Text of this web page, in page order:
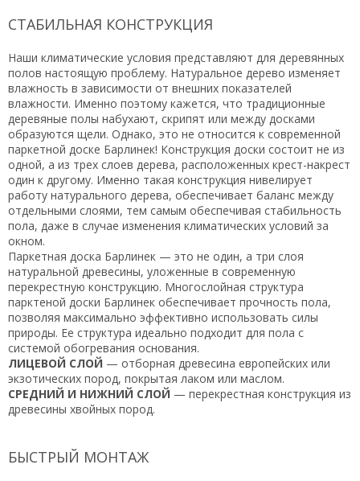
СТАБИЛЬНАЯ КОНСТРУКЦИЯ
Наши климатические условия представляют для деревянных
полов настоящую проблему. Натуральное дерево изменяет
влажность в зависимости от внешних показателей
влажности. Именно поэтому кажется, что традиционные
деревяные полы набухают, скрипят или между досками
образуются щели. Однако, это не относится к современной
паркетной доске Барлинек! Конструкция доски состоит не из
одной, а из трех слоев дерева, расположенных крест-накрест
один к другому. Именно такая конструкция нивелирует
работу натурального дерева, обеспечивает баланс между
отдельными слоями, тем самым обеспечивая стабильность
пола, даже в случае изменения климатических условий за
окном.
Паркетная доска Барлинек — это не один, а три слоя
натуральной древесины, уложенные в современную
перекрестную конструкцию. Многослойная структура
парктеной доски Барлинек обеспечивает прочность пола,
позволяя максимально эффективно использовать силы
природы. Ее структура идеально подходит для пола с
системой обогревания основания.
ЛИЦЕВОЙ СЛОЙ — отборная древесина европейских или
экзотических пород, покрытая лаком или маслом.
СРЕДНИЙ И НИЖНИЙ СЛОЙ — перекрестная конструкция из
древесины хвойных пород.
БЫСТРЫЙ МОНТАЖ